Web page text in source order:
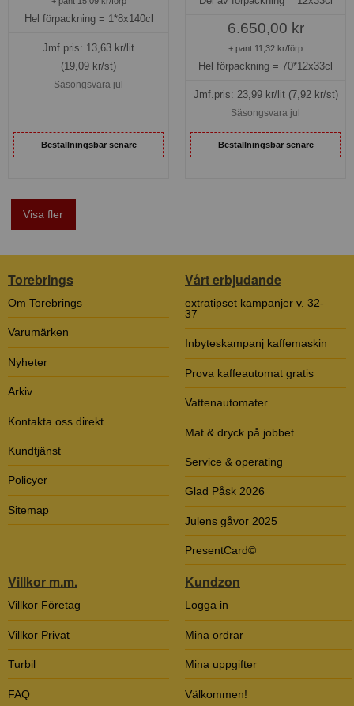
Hel förpackning = 1*8x140cl
Jmf.pris: 13,63 kr/lit
(19,09 kr/st)
Säsongsvara jul
Beställningsbar senare
6.650,00 kr
+ pant 11,32 kr/förp
Hel förpackning = 70*12x33cl
Jmf.pris: 23,99kr/lit (7,92 kr/st)
Säsongsvara jul
Beställningsbar senare
Visa fler
Torebrings
Om Torebrings
Varumärken
Nyheter
Arkiv
Kontakta oss direkt
Kundtjänst
Policyer
Sitemap
Vårt erbjudande
extratipset kampanjer v. 32-
37
Inbyteskampanj kaffemaskin
Prova kaffeautomat gratis
Vattenautomater
Mat & dryck på jobbet
Service & operating
Glad Påsk 2026
Julens gåvor 2025
PresentCard©
Villkor m.m.
Villkor Företag
Villkor Privat
Turbil
FAQ
Kundzon
Logga in
Mina ordrar
Mina uppgifter
Välkommen!